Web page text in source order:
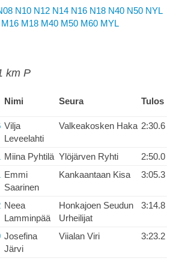
N10 N12 N14 N16 N18 N40 N50 NYL
M16 M18 M40 M50 M60 MYL
km P
Nimi Seura Tulos
Vilja
Leveelahti
Valkeakosken Haka 2:30.6
Miina Pyhtilä Ylöjärven Ryhti
2:50.0
Emmi
Saarinen
Kankaantaan Kisa 3:05.3
Neea
Lamminpää
Honkajoen Seudun
Urheilijat
3:14.8
Josefina
Järvi
Viialan Viri 3:23.2